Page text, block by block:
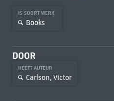
IS SOORT WERK
Books
DOOR
HEEFT AUTEUR
Carlson, Victor